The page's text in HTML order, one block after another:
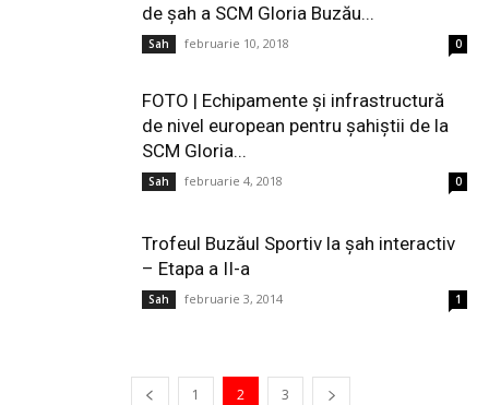
de şah a SCM Gloria Buzău...
Sah februarie 10, 2018 0
FOTO | Echipamente şi infrastructură
de nivel european pentru şahiştii de la
SCM Gloria...
Sah februarie 4, 2018 0
Trofeul Buzăul Sportiv la șah interactiv
– Etapa a II-a
Sah februarie 3, 2014 1
1 2 3